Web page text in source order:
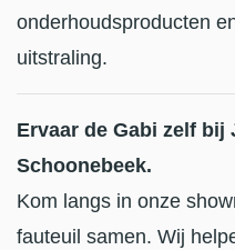
onderhoudsproducten
uitstraling.
Ervaar de Gabi zelf bij
Schoonebeek.
Kom langs in onze
fauteuil samen. Wij